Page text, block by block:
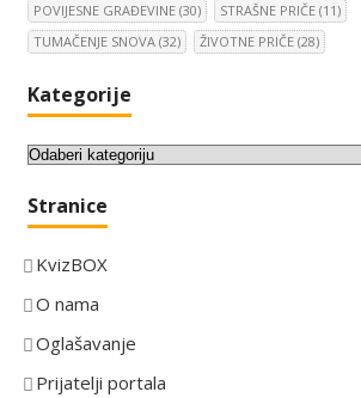
POVIJESNE GRAĐEVINE (30) STRAŠNE PRIČE (11)
TUMAČENJE SNOVA (32) ŽIVOTNE PRIČE (28)
Kategorije
K
t
g
o
i
j
Stranice
KvizBOX
O nama
Oglašavanje
Prijatelji portala